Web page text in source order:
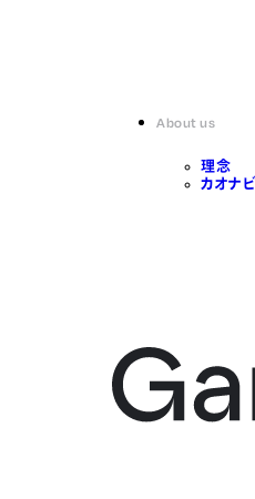
About us
理念
カオナ